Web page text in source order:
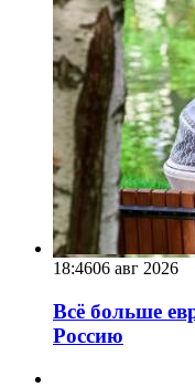
18:4606 авг 2026
Всё больше
Россию